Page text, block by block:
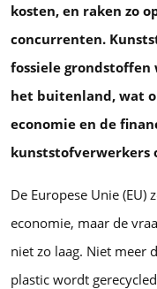
kosten, en raken zo
concurrenten.
fossiele
het buitenland, wat
economie en de
kunststofverwerkers
De Europese Unie (EU)
economie, maar de
niet zo laag. Niet meer
plastic wordt